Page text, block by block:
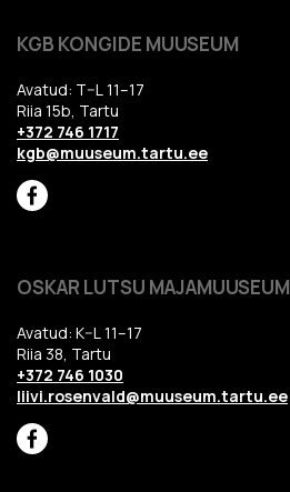
KGB KONGIDE MUUSEUM
Avatud: T–L 11–17
Riia 15b, Tartu
+372 746 1717
kgb@muuseum.tartu.ee
OSKAR LUTSU MAJAMUUSEUM
Avatud: K–L 11–17
Riia 38, Tartu
+372 746 1030
liivi.rosenvald@muuseum.tartu.ee